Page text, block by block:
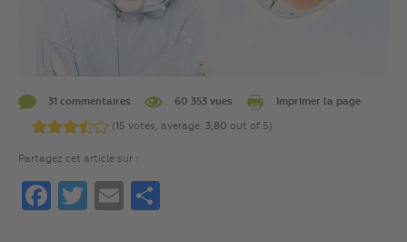
31 commentaires 60 353 vues Imprimer la page
(15 votes, average: 3,80 out of 5)
Partagez cet article sur :
FacebookTwitterEmail